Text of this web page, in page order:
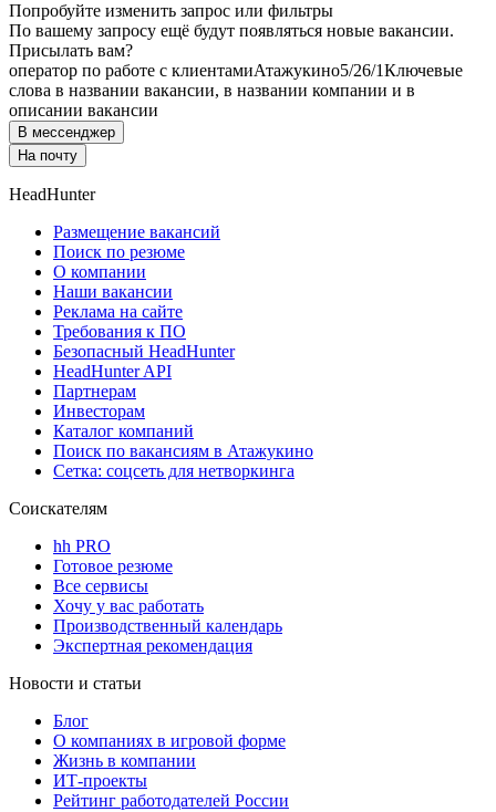
Попробуйте изменить запрос или фильтры
По вашему запросу ещё будут появляться новые вакансии.
Присылать вам?
оператор по работе с клиентамиАтажукино5/26/1Ключевые
слова в названии вакансии, в названии компании и в
описании вакансии
В мессенджер
На почту
HeadHunter
Размещение вакансий
Поиск по резюме
О компании
Наши вакансии
Реклама на сайте
Требования к ПО
Безопасный HeadHunter
HeadHunter API
Партнерам
Инвесторам
Каталог компаний
Поиск по вакансиям в Атажукино
Сетка: соцсеть для нетворкинга
Соискателям
hh PRO
Готовое резюме
Все сервисы
Хочу у вас работать
Производственный календарь
Экспертная рекомендация
Новости и статьи
Блог
О компаниях в игровой форме
Жизнь в компании
ИТ-проекты
Рейтинг работодателей России